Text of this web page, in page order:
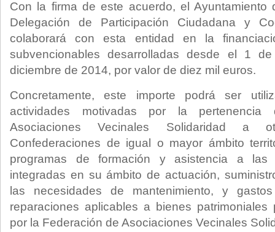
Con la firma de este acuerdo, el
Delegación de Participación Ciudadana y
colaborará con esta entidad en la
subvencionables desarrolladas desde el 1
diciembre de 2014, por valor de diez mil euros.
Concretamente, este importe podrá ser
actividades motivadas por la
Asociaciones Vecinales Solidaridad a
Confederaciones de igual o mayor ámbito
programas de formación y asistencia a las
integradas en su ámbito de actuación,
las necesidades de mantenimiento, y
reparaciones aplicables a bienes patrimoniales
por la Federación de Asociaciones Vecinales